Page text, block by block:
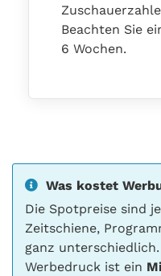
Beachten Sie
6 Wochen.
Was kostet
Die Spotpreise sind
Zeitschiene,
ganz
Werbedruck ist ein